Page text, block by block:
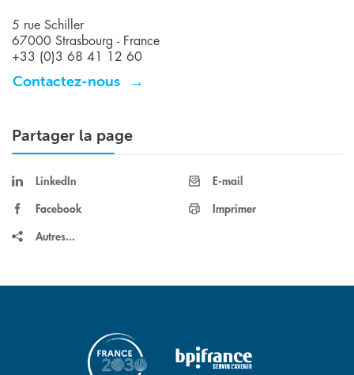
5 rue Schiller
67000 Strasbourg - France
+33 (0)3 68 41 12 60
Contactez-nous
Partager la page
LinkedIn E-mail
Facebook Imprimer
Autres...